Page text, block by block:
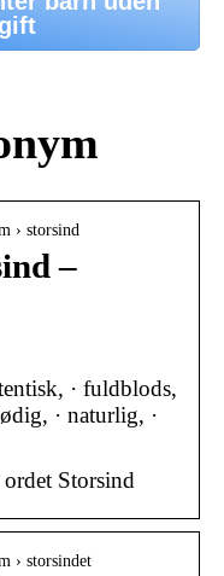
› storsind
–
· fuldblods,
· naturlig, ·
Storsind
› storsindet